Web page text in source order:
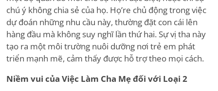
chú ý không chia sẻ của họ. Họ’re chủ động trong việc
dự đoán những nhu cầu này, thường đặt con cái lên
hàng đầu mà không suy nghĩ lần thứ hai. Sự vị tha này
tạo ra một môi trường nuôi dưỡng nơi trẻ em phát
triển mạnh mẽ, cảm thấy được hỗ trợ theo mọi cách.
Niềm vui của Việc Làm Cha Mẹ đối với Loại 2